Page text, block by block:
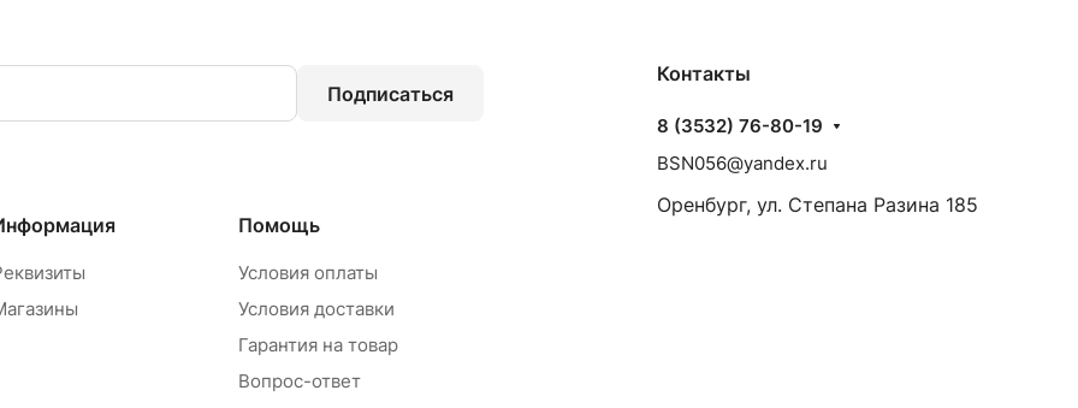
Подписаться
Помощь
Условия оплаты
Условия доставки
Гарантия на товар
Вопрос-ответ
Контакты
8 (3532) 76-80-19
BSN056@yandex.ru
Оренбург, ул. Степана Разина 185